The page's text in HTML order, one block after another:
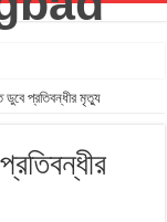
এক্য স্মারকলিপি
চিত্র প্রদর্শনী
ডুবে প্রতিবন্ধীর মৃত্যু